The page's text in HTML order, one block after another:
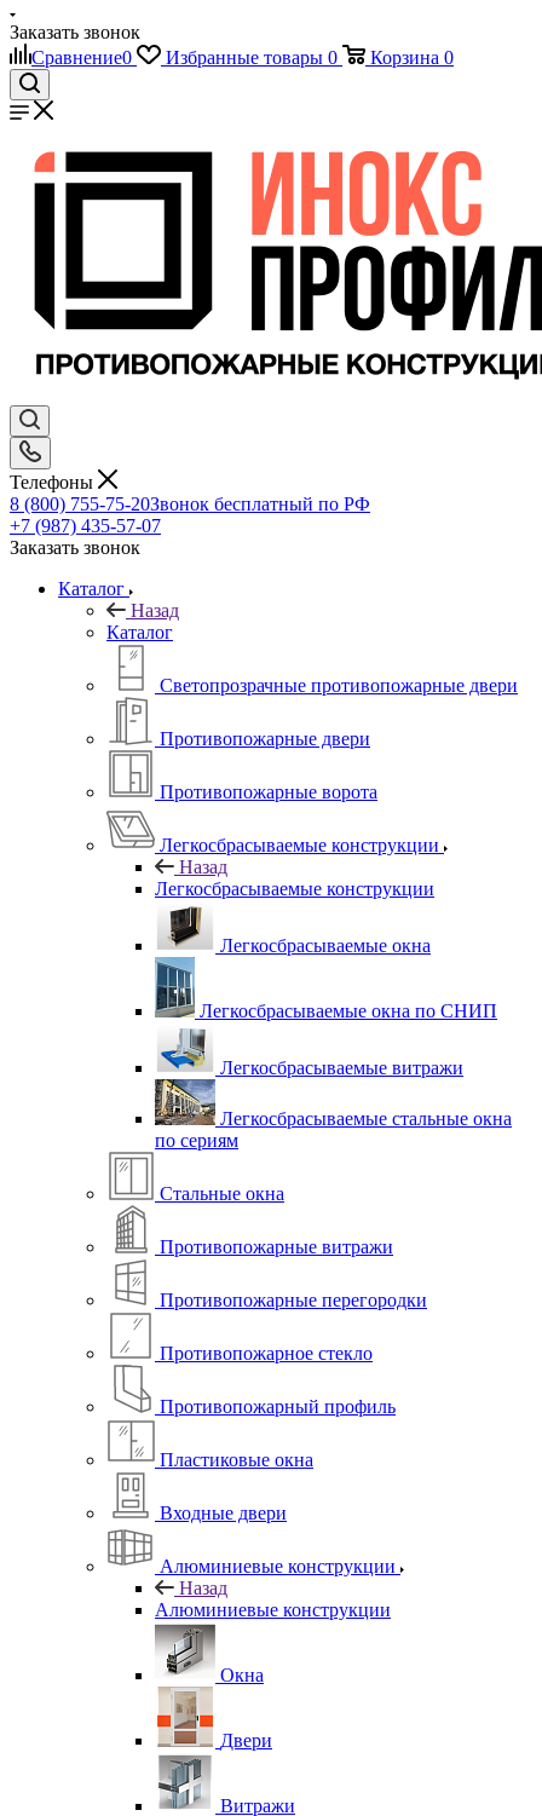
Заказать звонок
Сравнение0 Избранные товары 0 Корзина 0
Телефоны
8 (800) 755-75-20Звонок бесплатный по РФ
+7 (987) 435-57-07
Заказать звонок
Каталог
Назад
Каталог
Светопрозрачные противопожарные двери
Противопожарные двери
Противопожарные ворота
Легкосбрасываемые конструкции
Назад
Легкосбрасываемые конструкции
Легкосбрасываемые окна
Легкосбрасываемые окна по СНИП
Легкосбрасываемые витражи
Легкосбрасываемые стальные окна
по сериям
Стальные окна
Противопожарные витражи
Противопожарные перегородки
Противопожарное стекло
Противопожарный профиль
Пластиковые окна
Входные двери
Алюминиевые конструкции
Назад
Алюминиевые конструкции
Окна
Двери
Витражи